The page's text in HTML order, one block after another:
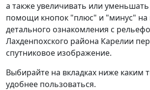
а также увеличивать или
помощи кнопок "плюс" и "минус" на
детального ознакомления с
Лахденпохского района Карелии
спутниковое изображение.
Выбирайте на вкладках ниже каким
удобнее пользоваться.